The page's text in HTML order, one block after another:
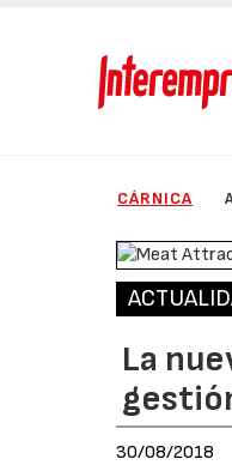
CÁRNICA
La
30/08/2018